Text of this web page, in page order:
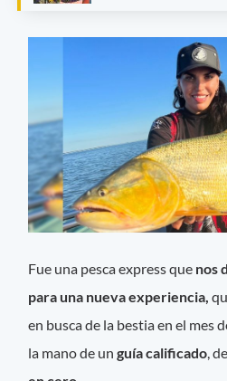
Fue una pesca express que nos
para una nueva experiencia,
en busca de la bestia en el mes
la mano de un guía calificado,